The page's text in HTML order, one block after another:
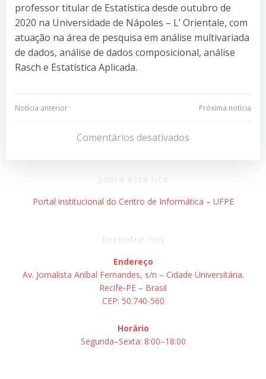
professor titular de Estatística desde outubro de
2020 na Universidade de Nápoles – L’ Orientale, com
atuação na área de pesquisa em análise multivariada
de dados, análise de dados composicional, análise
Rasch e Estatística Aplicada.
Navegação
Post
Notícia anterior
Navegação
de
Post
Próxima notícia
Comentários desativados
Portal institucional do Centro de Informática – UFPE
Endereço
Av. Jornalista Aníbal Fernandes, s/n – Cidade Universitária.
Recife-PE – Brasil
CEP: 50.740-560
Horário
Segunda–Sexta: 8:00–18:00